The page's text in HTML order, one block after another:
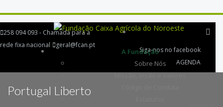
258 094 093 - Chamada para a
rede fixa nacional
geral@fcan.pt
Siga-nos no facebook
AGENDA
A Fundação
Sobre Nós
Missão, Visão e Valores
Portugal Liberto